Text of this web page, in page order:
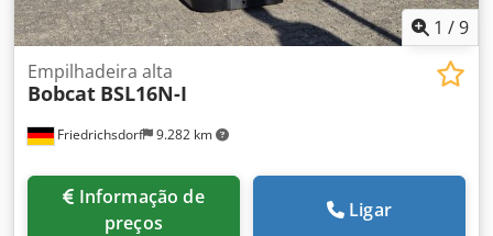
1 /9
Friedrichsdorf 9.282 km
Empilhadeira alta
Bobcat BSL16N-I
preços
Ligar